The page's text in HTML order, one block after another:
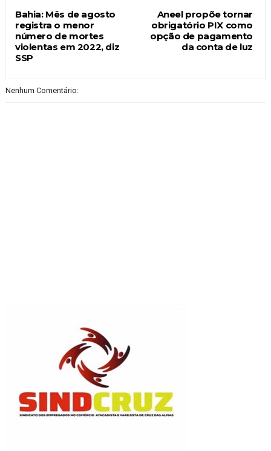
Aneel propõe tornar
obrigatório PIX como
opção de pagamento
da conta de luz
Bahia: Mês de agosto
registra o menor
número de mortes
violentas em 2022, diz
SSP
Nenhum Comentário: